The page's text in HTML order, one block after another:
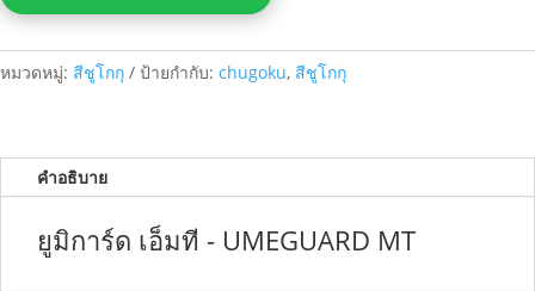
หมวดหมู่: สีชูโกกุ ป้ายกำกับ: chugoku, สีชูโกกุ
คำอธิบาย
ยูมิการ์ด เอ็มที - UMEGUARD MT